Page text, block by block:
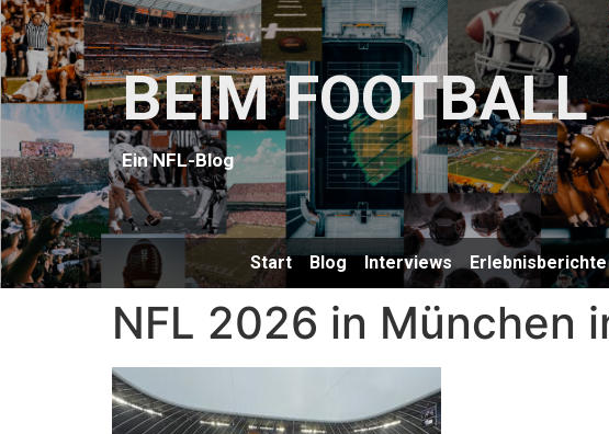
BEIM FOOTBALL
Ein NFL-Blog
Start Blog Interviews Erlebnisberichte
NFL 2026 in München